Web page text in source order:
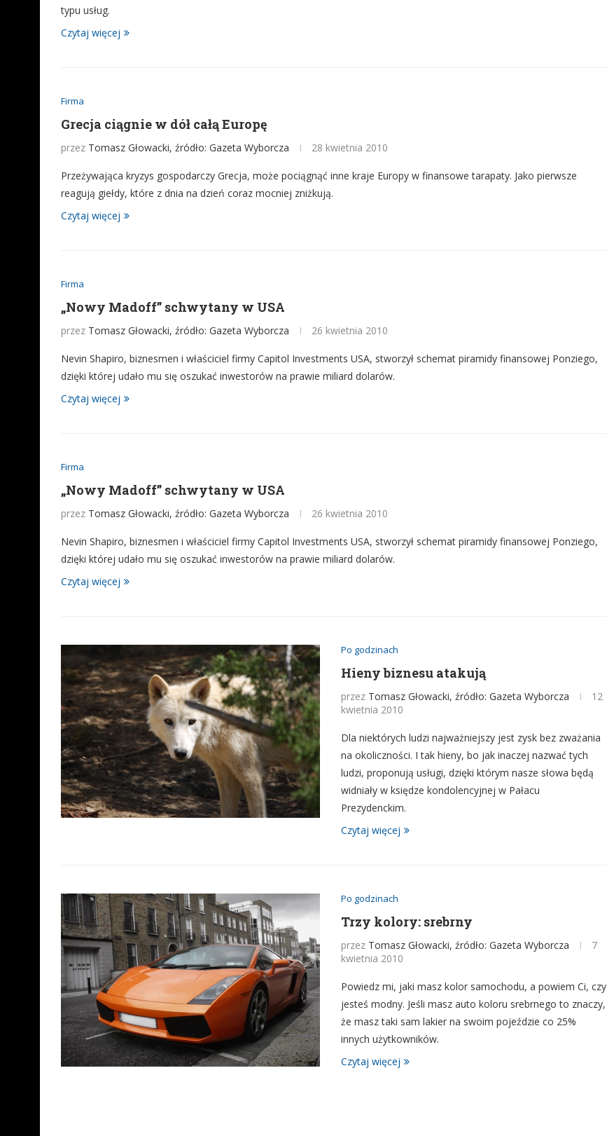
typu usług.
Czytaj więcej
Firma
Grecja ciągnie w dół całą Europę
przez Tomasz Głowacki, źródło: Gazeta Wyborcza 28 kwietnia 2010
Przeżywająca kryzys gospodarczy Grecja, może pociągnąć inne kraje Europy w finansowe tarapaty. Jako pierwsze
reagują giełdy, które z dnia na dzień coraz mocniej zniżkują.
Czytaj więcej
Firma
„Nowy Madoff” schwytany w USA
przez Tomasz Głowacki, źródło: Gazeta Wyborcza 26 kwietnia 2010
Nevin Shapiro, biznesmen i właściciel firmy Capitol Investments USA, stworzył schemat piramidy finansowej Ponziego,
dzięki której udało mu się oszukać inwestorów na prawie miliard dolarów.
Czytaj więcej
Firma
„Nowy Madoff” schwytany w USA
przez Tomasz Głowacki, źródło: Gazeta Wyborcza 26 kwietnia 2010
Nevin Shapiro, biznesmen i właściciel firmy Capitol Investments USA, stworzył schemat piramidy finansowej Ponziego,
dzięki której udało mu się oszukać inwestorów na prawie miliard dolarów.
Czytaj więcej
Po godzinach
Hieny biznesu atakują
przez Tomasz Głowacki, źródło: Gazeta Wyborcza
12
kwietnia 2010
Dla niektórych ludzi najważniejszy jest zysk bez zważania
na okoliczności. I tak hieny, bo jak inaczej nazwać tych
ludzi, proponują usługi, dzięki którym nasze słowa będą
widniały w księdze kondolencyjnej w Pałacu
Prezydenckim.
Czytaj więcej
Po godzinach
Trzy kolory: srebrny
przez Tomasz Głowacki, źródło: Gazeta Wyborcza
7
kwietnia 2010
Powiedz mi, jaki masz kolor samochodu, a powiem Ci, czy
jesteś modny. Jeśli masz auto koloru srebrnego to znaczy,
że masz taki sam lakier na swoim pojeździe co 25%
innych użytkowników.
Czytaj więcej